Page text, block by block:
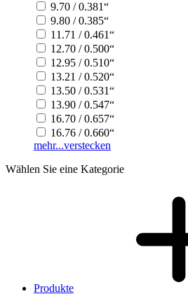
9.70 / 0.381“
9.80 / 0.385“
11.71 / 0.461“
12.70 / 0.500“
12.95 / 0.510“
13.21 / 0.520“
13.50 / 0.531“
13.90 / 0.547“
16.70 / 0.657“
16.76 / 0.660“
mehr...verstecken
Wählen Sie eine Kategorie
Produkte